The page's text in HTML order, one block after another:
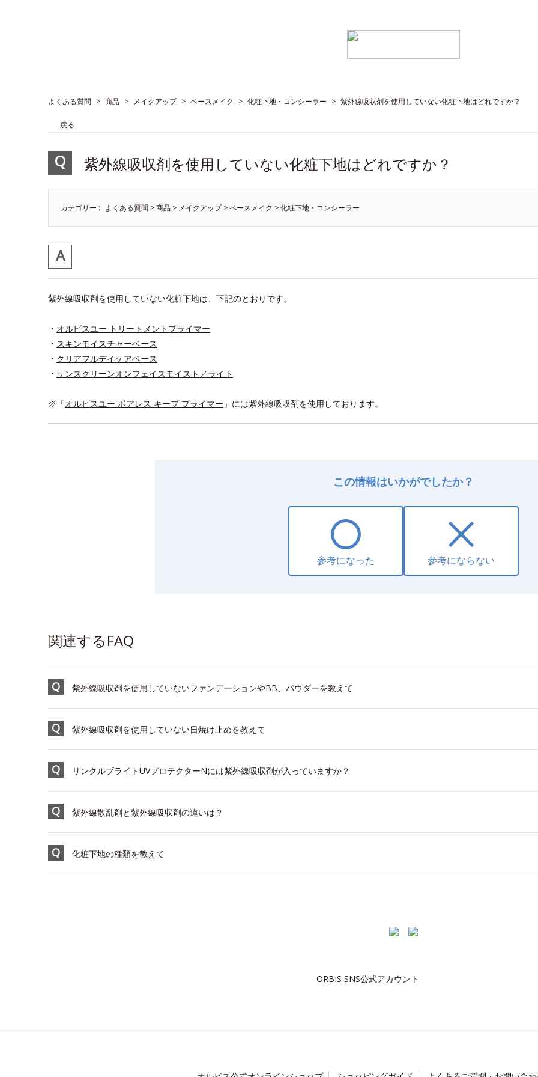
よくある質問 > 商品 > メイクアップ > ベースメイク > 化粧下地・コンシーラー > 紫外線吸収剤を使用していない化粧下地はどれですか？
戻る
紫外線吸収剤を使用していない化粧下地はどれですか？
カテゴリー : よくある質問 >商品 > メイクアップ>ベースメイク >化粧下地・コンシーラー
紫外線吸収剤を使用していない化粧下地は、下記のとおりです。
・ オルビスユー トリートメントプライマー
・ スキンモイスチャーベース
・ クリアフルデイケアベース
・ サンスクリーンオンフェイスモイスト／ライト
※「オルビスユー ポアレス キープ プライマー 」には紫外線吸収剤を使用しております。
この情報はいかがでしたか？
参考になった 参考にならない
関連するFAQ
紫外線吸収剤を使用していないファンデーションやBB、パウダーを教えて
紫外線吸収剤を使用していない日焼け止めを教えて
リンクルブライトUVプロテクターNには紫外線吸収剤が入っていますか？
紫外線散乱剤と紫外線吸収剤の違いは？
化粧下地の種類を教えて
ORBIS SNS公式アカウント